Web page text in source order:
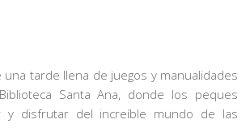
tarde llena de juegos y manualidades
Santa Ana, donde los peques
y disfrutar del increíble mundo de las